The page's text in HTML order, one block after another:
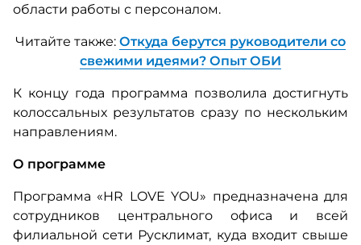
области работы с персоналом.
Читайте также: Откуда берутся руководители со
свежими идеями? Опыт ОБИ
К концу года программа позволила достигнуть
колоссальных результатов сразу по нескольким
направлениям.
О программе
Программа «HR LOVE YOU» предназначена для
сотрудников центрального офиса и всей
филиальной сети Русклимат, куда входит свыше